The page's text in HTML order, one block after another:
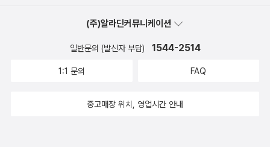
닫게 됩니다. 이 책의 마지막 장면은 매우 인상적이고 특별합니다. 생
을 건너 마침내 미국에 도착합니다. 하늘을 나는 생쥐에 대한 소식은
빠르게 퍼졌고, 위험을 무릅쓴 생쥐의 모험에 인간들은 열광합니다.
있는 ‘하늘을 나는 용감한 생쥐’의 에어쇼 포스터를 보게 됩니다. 소년
한 선생님이 서로를 이해해 가는 과정을 재치 있게 그려냈다. 어떤 마
음을 가지고 있느냐에 따라 상대의 모습이 달라 보이는 경험, 누구나
생님의 모습도 점점 달라진다. 얼룩덜룩하던 연두색 피부는 발그레한
눈, 코, 입으로 바뀌어 간다. 서로를 어려워하던 두 사람이 뜻밖의 계
(주)알라딘커뮤니케이션
일반문의 (발신자 부담) 1544-2514
1:1 문의 FAQ
중고매장 위치, 영업시간 안내